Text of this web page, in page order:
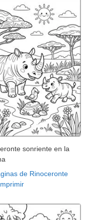
sonriente en la
de Rinoceronte